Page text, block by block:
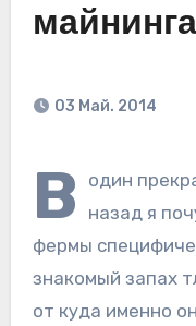
03 Май. 2014
В
один
назад я
фермы
знакомый запах
от куда именно